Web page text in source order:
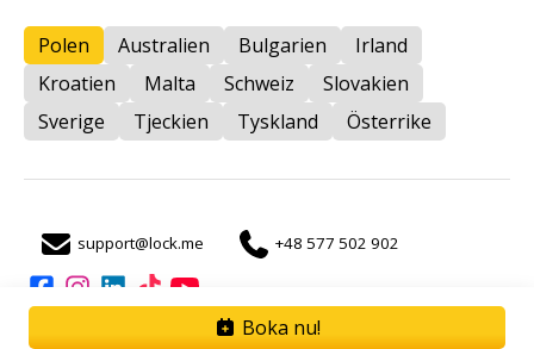
Boka nu!
Polen Australien Bulgarien
Irland
Kroatien
Malta Schweiz
Slovakien
Sverige
Tjeckien Tyskland Österrike
support@lock.me +48 577 502 902